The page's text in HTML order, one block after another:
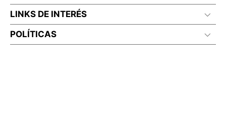
LINKS DE INTERÉS
POLÍTICAS